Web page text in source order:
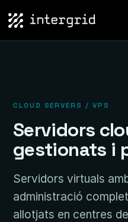
CLOUD SERVERS / VPS
Servidors
gestionats i
Servidors virtuals
administració
allotjats en centres